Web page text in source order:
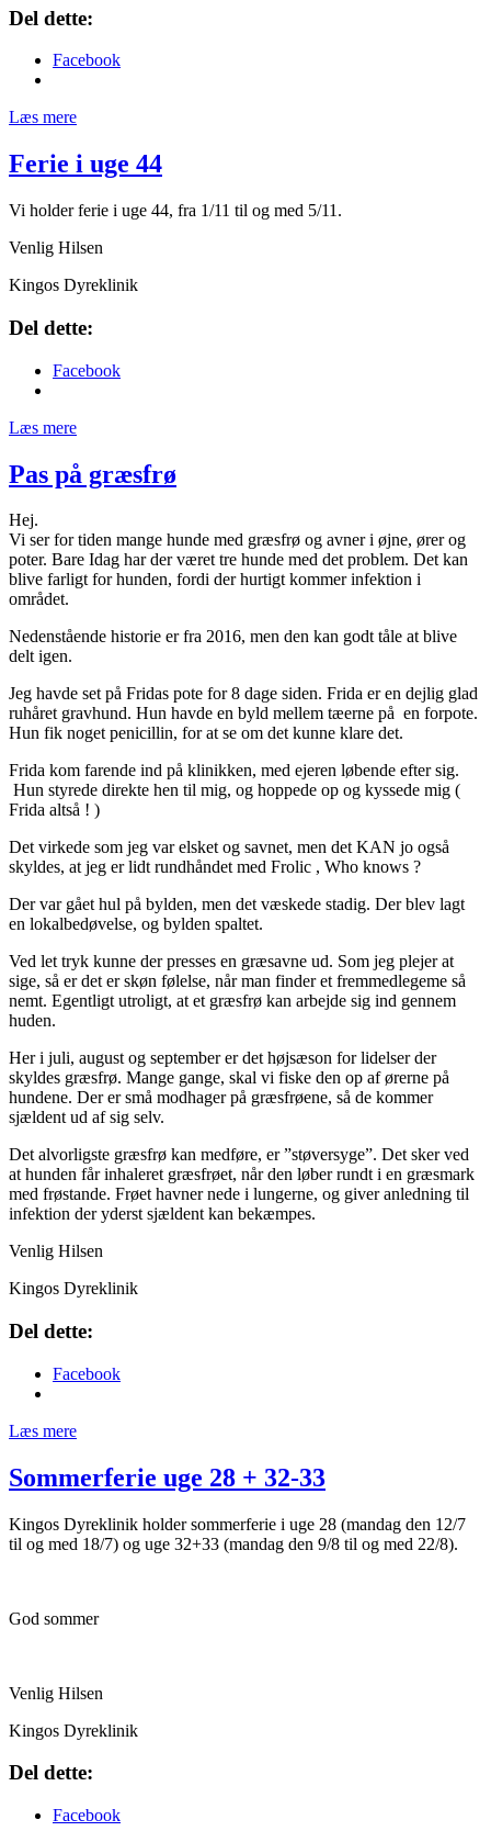
Del dette:
Facebook
Læs mere
Ferie i uge 44
Vi holder ferie i uge 44, fra 1/11 til og med 5/11.
Venlig Hilsen
Kingos Dyreklinik
Del dette:
Facebook
Læs mere
Pas på græsfrø
Hej.
Vi ser for tiden mange hunde med græsfrø og avner i øjne, ører og
poter. Bare Idag har der været tre hunde med det problem. Det kan
blive farligt for hunden, fordi der hurtigt kommer infektion i
området.
Nedenstående historie er fra 2016, men den kan godt tåle at blive
delt igen.
Jeg havde set på Fridas pote for 8 dage siden. Frida er en dejlig glad
ruhåret gravhund. Hun havde en byld mellem tæerne på en forpote.
Hun fik noget penicillin, for at se om det kunne klare det.
Frida kom farende ind på klinikken, med ejeren løbende efter sig.
Hun styrede direkte hen til mig, og hoppede op og kyssede mig (
Frida altså ! )
Det virkede som jeg var elsket og savnet, men det KAN jo også
skyldes, at jeg er lidt rundhåndet med Frolic , Who knows ?
Der var gået hul på bylden, men det væskede stadig. Der blev lagt
en lokalbedøvelse, og bylden spaltet.
Ved let tryk kunne der presses en græsavne ud. Som jeg plejer at
sige, så er det er skøn følelse, når man finder et fremmedlegeme så
nemt. Egentligt utroligt, at et græsfrø kan arbejde sig ind gennem
huden.
Her i juli, august og september er det højsæson for lidelser der
skyldes græsfrø. Mange gange, skal vi fiske den op af ørerne på
hundene. Der er små modhager på græsfrøene, så de kommer
sjældent ud af sig selv.
Det alvorligste græsfrø kan medføre, er ”støversyge”. Det sker ved
at hunden får inhaleret græsfrøet, når den løber rundt i en græsmark
med frøstande. Frøet havner nede i lungerne, og giver anledning til
infektion der yderst sjældent kan bekæmpes.
Venlig Hilsen
Kingos Dyreklinik
Del dette:
Facebook
Læs mere
Sommerferie uge 28 + 32-33
Kingos Dyreklinik holder sommerferie i uge 28 (mandag den 12/7
til og med 18/7) og uge 32+33 (mandag den 9/8 til og med 22/8).
God sommer
Venlig Hilsen
Kingos Dyreklinik
Del dette:
Facebook